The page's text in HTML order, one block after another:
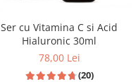
Ser cu Vitamina C si Acid
Hialuronic 30ml
78,00 Lei
(20)